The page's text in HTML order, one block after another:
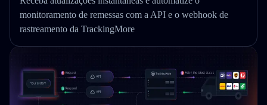
monitoramento de remessas com a API e o webhook de
rastreamento da TrackingMore